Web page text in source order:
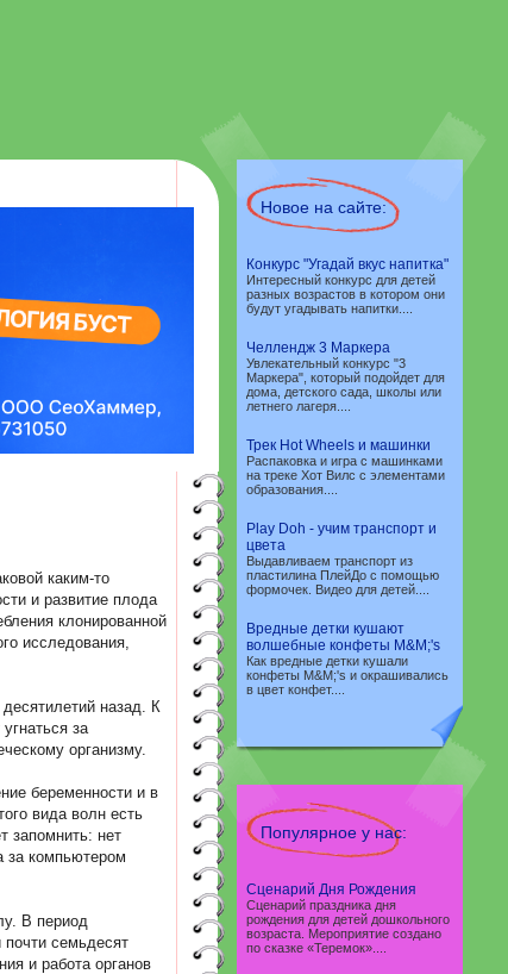
каким-то
и развитие плода
клонированной
исследования,
назад. К
за
организму.
беременности и в
вида волн есть
запомнить: нет
за компьютером
В период
семьдесят
и работа органов
Новое на сайте:
Конкурс "Угадай вкус напитка"
Интересный конкурс для детей
разных возрастов в котором они
будут угадывать напитки....
Челлендж 3 Маркера
Увлекательный конкурс "3
Маркера", который подойдет для
дома, детского сада, школы или
летнего лагеря....
Трек Hot Wheels и машинки
Распаковка и игра с машинками
на треке Хот Вилс с элементами
образования....
Play Doh - учим транспорт и
цвета
Выдавливаем транспорт из
пластилина ПлейДо с помощью
формочек. Видео для детей....
Вредные детки кушают
волшебные конфеты M&M;'s
Как вредные детки кушали
конфеты M&M;'s и окрашивались
в цвет конфет....
Популярное у нас:
Сценарий Дня Рождения
Сценарий праздника дня
рождения для детей дошкольного
возраста. Мероприятие создано
по сказке «Теремок»....